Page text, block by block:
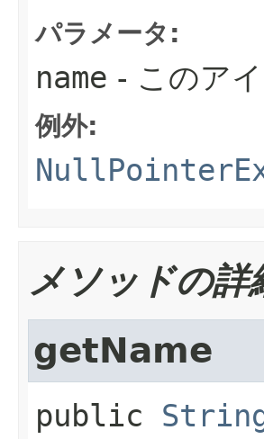
パラメータ:
name - このア
例外:
メソッドの詳
getName
public